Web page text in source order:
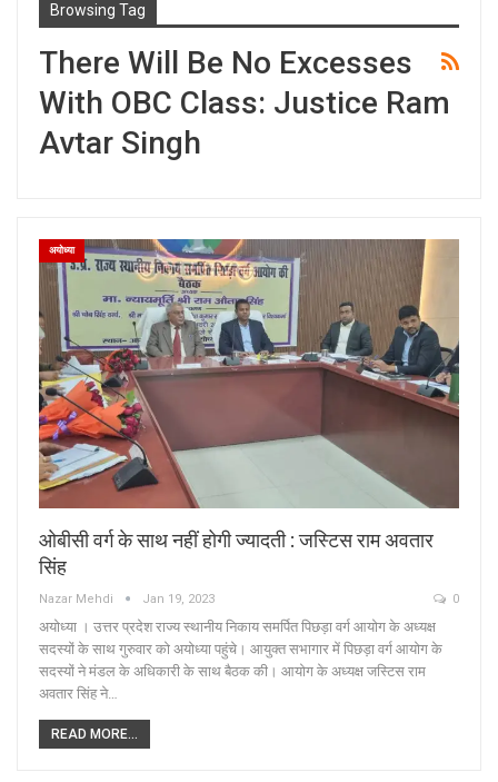
Browsing Tag
There Will Be No Excesses
With OBC Class: Justice Ram
Avtar Singh
अयोध्या
ओबीसी वर्ग के साथ नहीं होगी ज्यादती : जस्टिस राम अवतार
सिंह
Nazar Mehdi Jan 19, 2023 0
अयोध्या । उत्तर प्रदेश राज्य स्थानीय निकाय समर्पित पिछड़ा वर्ग आयोग के अध्यक्ष
सदस्यों के साथ गुरुवार को अयोध्या पहुंचे। आयुक्त सभागार में पिछड़ा वर्ग आयोग के
सदस्यों ने मंडल के अधिकारी के साथ बैठक की। आयोग के अध्यक्ष जस्टिस राम
अवतार सिंह ने…
READ MORE...